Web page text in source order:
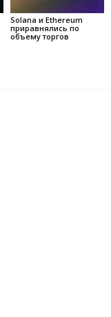
Solana и Ethereum
приравнялись по
объему торгов